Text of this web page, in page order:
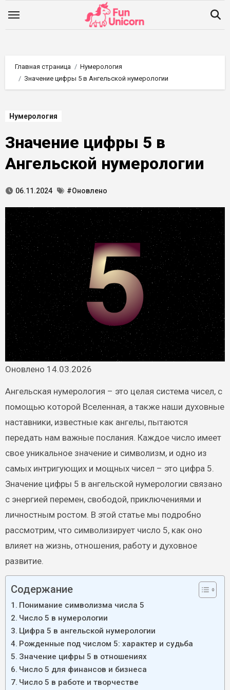
Главная страница
Нумерология
Значение цифры 5 в Ангельской нумерологии
Нумерология
Значение цифры 5 в
Ангельской нумерологии
06.11.2024 #Оновлено
Оновлено 14.03.2026
Ангельская нумерология – это целая система чисел, с
помощью которой Вселенная, а также наши духовные
наставники, известные как ангелы, пытаются
передать нам важные послания. Каждое число имеет
свое уникальное значение и символизм, и одно из
самых интригующих и мощных чисел – это цифра 5.
Значение цифры 5 в ангельской нумерологии связано
с энергией перемен, свободой, приключениями и
личностным ростом. В этой статье мы подробно
рассмотрим, что символизирует число 5, как оно
влияет на жизнь, отношения, работу и духовное
развитие.
Содержание
Понимание символизма числа 5
Число 5 в нумерологии
Цифра 5 в ангельской нумерологии
Рожденные под числом 5: характер и судьба
Значение цифры 5 в отношениях
Число 5 для финансов и бизнеса
Число 5 в работе и творчестве